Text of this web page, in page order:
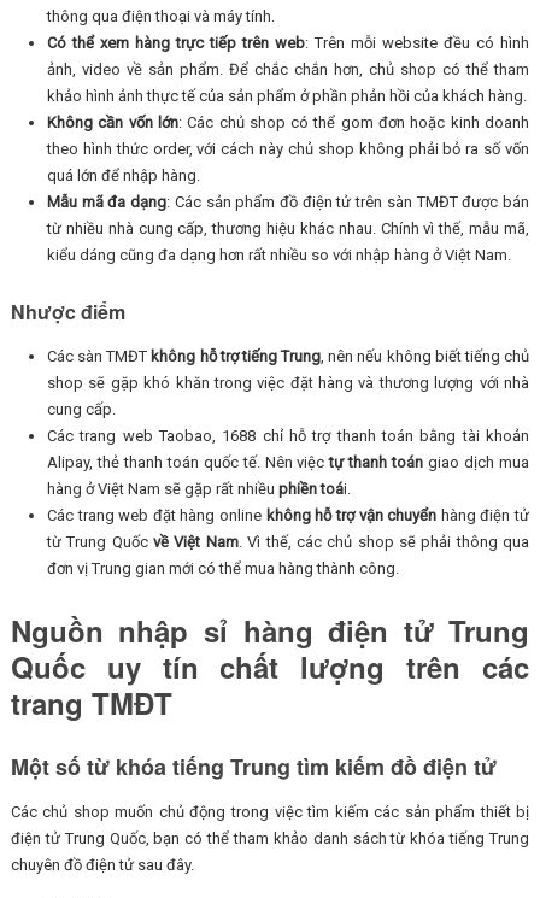
thông qua điện thoại và máy tính.
Có thể xem hàng trực tiếp trên web: Trên mỗi website đều có hình
ảnh, video về sản phẩm. Để chắc chắn hơn, chủ shop có thể tham
khảo hình ảnh thực tế của sản phẩm ở phần phản hồi của khách hàng.
Không cần vốn lớn: Các chủ shop có thể gom đơn hoặc kinh doanh
theo hình thức order, với cách này chủ shop không phải bỏ ra số vốn
quá lớn để nhập hàng.
Mẫu mã đa dạng: Các sản phẩm đồ điện tử trên sàn TMĐT được bán
từ nhiều nhà cung cấp, thương hiệu khác nhau. Chính vì thế, mẫu mã,
kiểu dáng cũng đa dạng hơn rất nhiều so với nhập hàng ở Việt Nam.
Nhược điểm
Các sàn TMĐT không hỗ trợ tiếng Trung , nên nếu không biết tiếng chủ
shop sẽ gặp khó khăn trong việc đặt hàng và thương lượng với nhà
cung cấp.
Các trang web Taobao, 1688 chỉ hỗ trợ thanh toán bằng tài khoản
Alipay, thẻ thanh toán quốc tế. Nên việc tự thanh toán giao dịch mua
hàng ở Việt Nam sẽ gặp rất nhiều phiền toái.
Các trang web đặt hàng online không hỗ trợ vận chuyển hàng điện tử
từ Trung Quốcvề Việt Nam. Vì thế, các chủ shop sẽ phải thông qua
đơn vị Trung gian mới có thể mua hàng thành công.
Nguồn nhập sỉ hàng điện tử Trung
Quốc uy tín chất lượng trên các
trang TMĐT
Một số từ khóa tiếng Trung tìm kiếm đồ điện tử
Các chủ shop muốn chủ động trong việc tìm kiếm các sản phẩm thiết bị
điện tử Trung Quốc, bạn có thể tham khảo danh sách từ khóa tiếng Trung
chuyên đồ điện tử sau đây.